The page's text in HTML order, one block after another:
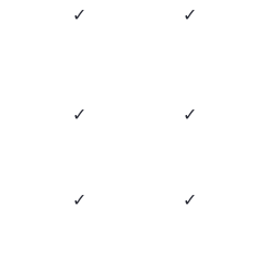
✓ ✓
✓ ✓
✓ ✓